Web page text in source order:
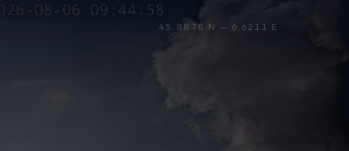
45.8878 N — 6.6211 E